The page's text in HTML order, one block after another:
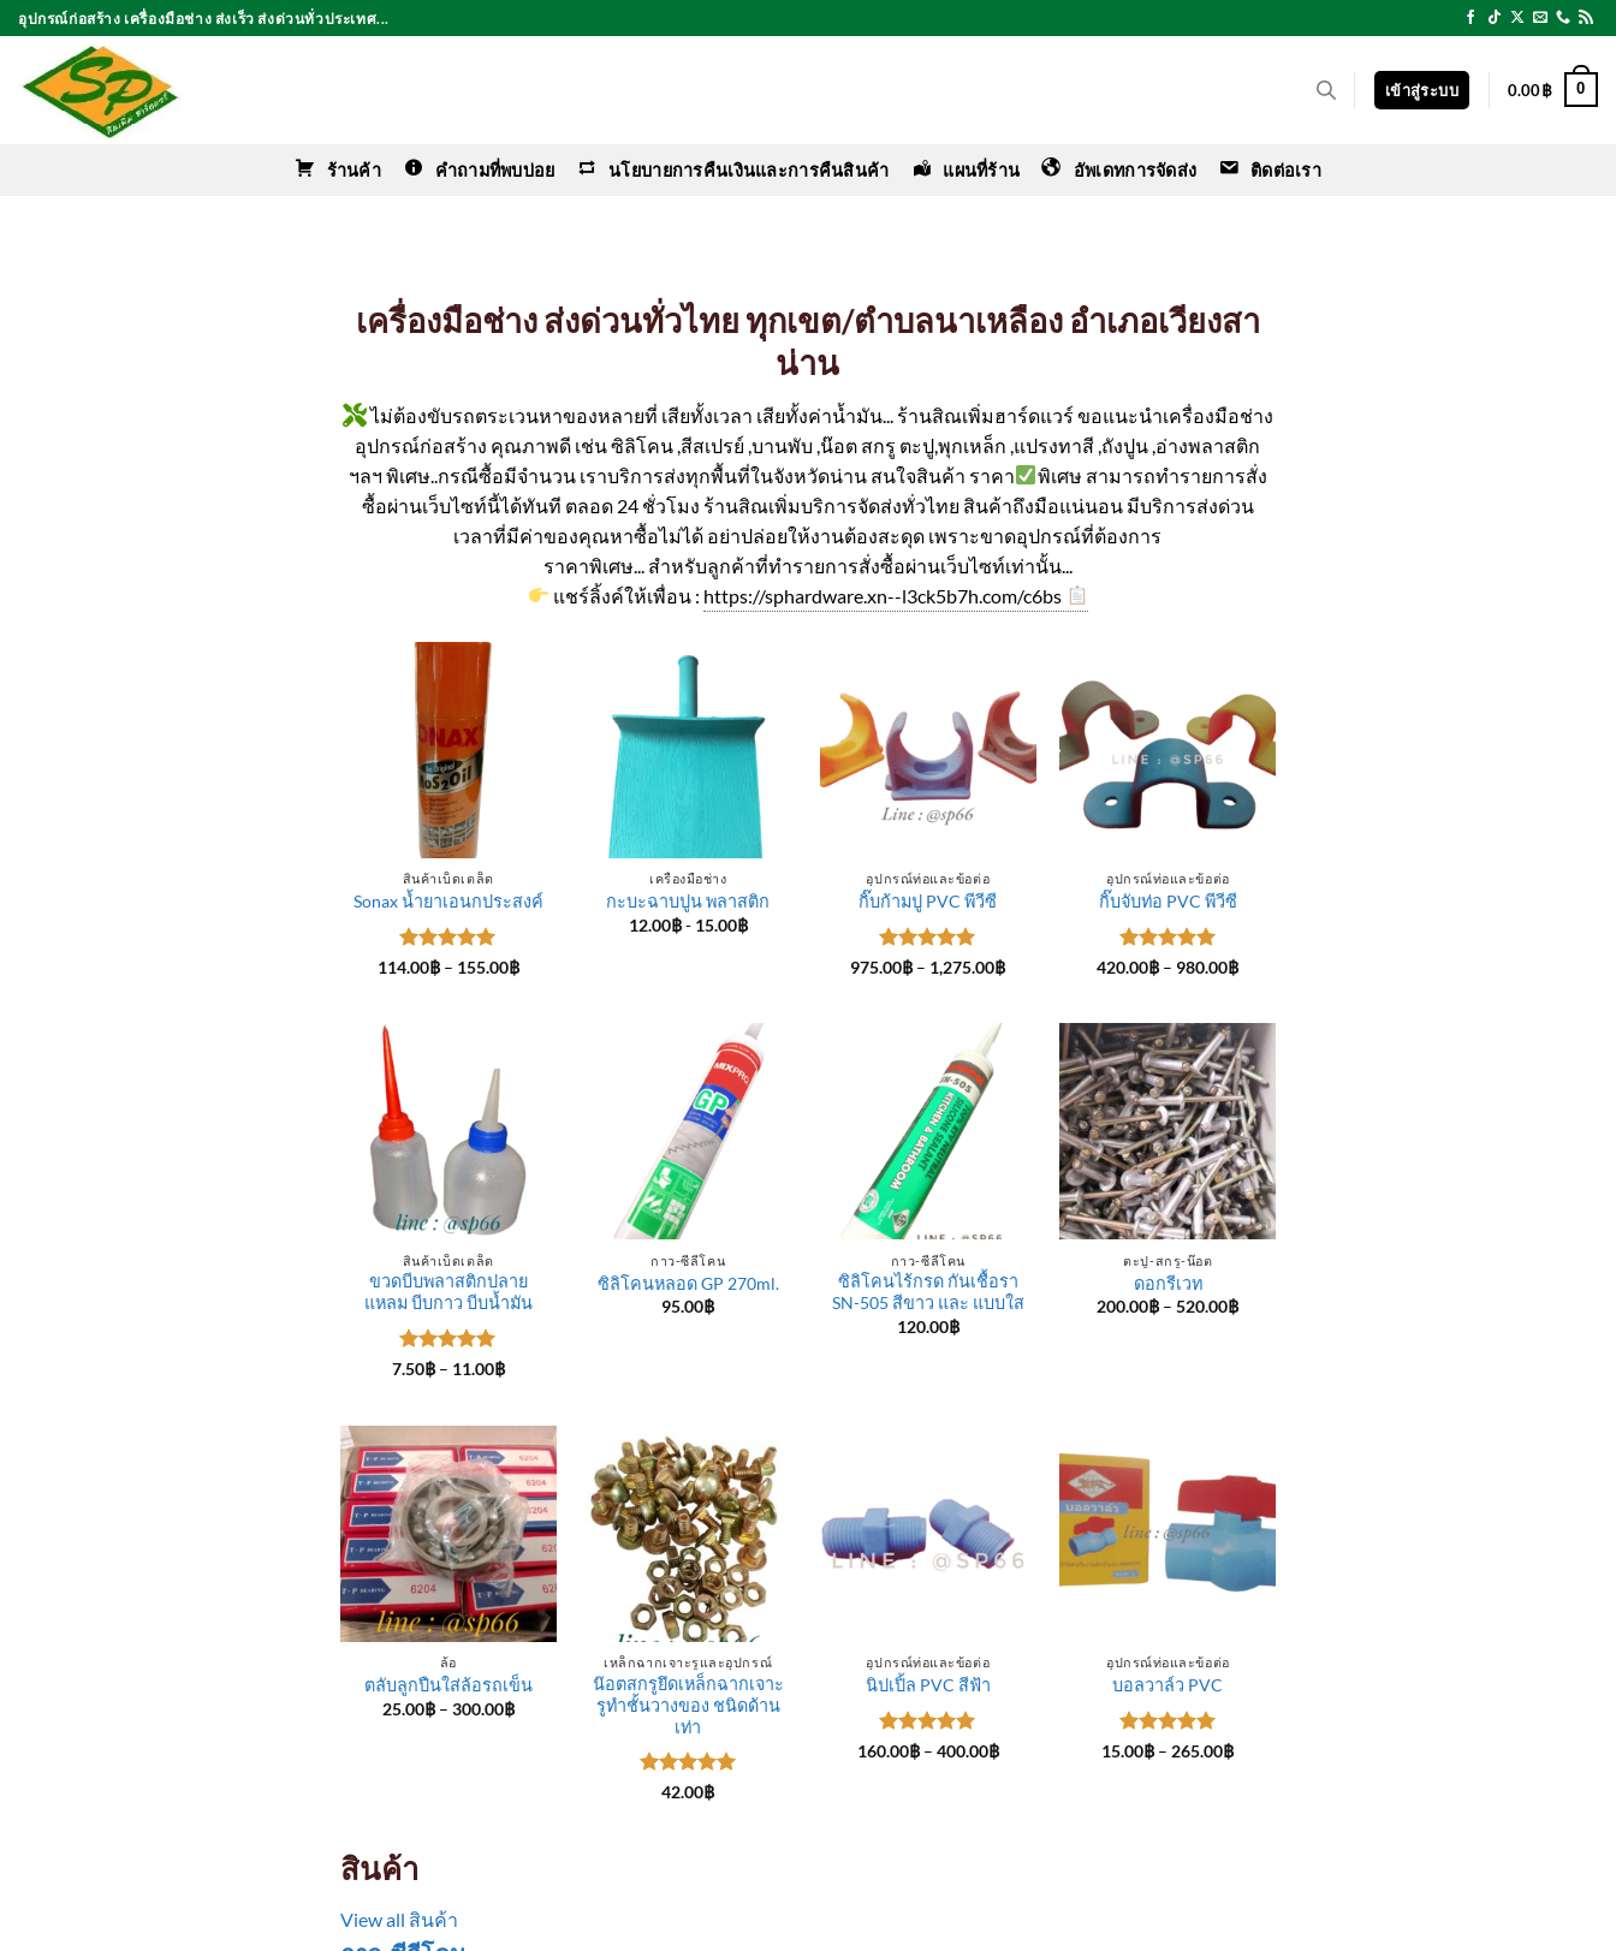
ข้าม
ไป
เนื้อหา
อุปกรณ์ก่อสร้าง เครื่องมือช่าง ส่งเร็ว ส่งด่วนทั่วประเทศ...
เข้าสู่ระบบ 0.00฿ 0
ร้านค้า คำถามที่พบบ่อย นโยบายการคืนเงินและการคืนสินค้า แผนที่ร้าน อัพเดทการจัดส่ง ติดต่อเรา
เครื่องมือช่าง ส่งด่วนทั่วไทย ทุกเขต/ตำบลนาเหลือง อำเภอเวียงสา
น่าน
ไม่ต้องขับรถตระเวนหาของหลายที่ เสียทั้งเวลา เสียทั้งค่าน้ำมัน... ร้านสิณเพิ่มฮาร์ดแวร์ ขอแนะนำเครื่องมือช่าง
อุปกรณ์ก่อสร้าง คุณภาพดี เช่น ซิลิโคน ,สีสเปรย์ ,บานพับ ,น๊อต สกรู ตะปู,พุกเหล็ก ,แปรงทาสี ,ถังปูน ,อ่างพลาสติก
ฯลฯ พิเศษ..กรณีซื้อมีจำนวน เราบริการส่งทุกพื้นที่ในจังหวัดน่าน สนใจสินค้า ราคา
พิเศษ สามารถทำรายการสั่ง
ซื้อผ่านเว็บไซท์นี้ได้ทันที ตลอด 24 ชั่วโมง ร้านสิณเพิ่มบริการจัดส่งทั่วไทย สินค้าถึงมือแน่นอน มีบริการส่งด่วน
เวลาที่มีค่าของคุณหาซื้อไม่ได้ อย่าปล่อยให้งานต้องสะดุด เพราะขาดอุปกรณ์ที่ต้องการ
ราคาพิเศษ... สำหรับลูกค้าที่ทำรายการสั่งซื้อผ่านเว็บไซท์เท่านั้น...
แชร์ลิ้งค์ให้เพื่อน : https://sphardware.xn--l3ck5b7h.com/c6bs
สินค้าเบ็ดเตล็ด
Sonax น้ำยาเอนกประสงค์
ให้คะแนน
114.00฿ – 155.00฿Price
เครื่องมือช่าง
กะบะฉาบปูน พลาสติก
12.00฿- 15.00฿
อุปกรณ์ท่อและข้อต่อ
กิ๊บก้ามปู PVC พีวีซี
ให้คะแนน
975.00฿ – 1,275.00฿Price
1,275.00฿
อุปกรณ์ท่อและข้อต่อ
กิ๊บจับท่อ PVC พีวีซี
ให้คะแนน
420.00฿ – 980.00฿Price
980.00฿
สินค้าเบ็ดเตล็ด
ขวดบีบพลาสติกปลาย
แหลม บีบกาว บีบน้ำมัน
ให้คะแนน
7.50฿ – 11.00฿Price
11.00฿
กาว-ซีลีโคน
ซิลิโคนหลอด GP 270ml.
95.00฿
กาว-ซีลีโคน
ซิลิโคนไร้กรด กันเชื้อรา
SN-505 สีขาว และ แบบใส
120.00฿
ตะปู-สกรู-น๊อต
ดอกรีเวท
200.00฿ – 520.00฿Price
ล้อ
ตลับลูกปืนใส่ล้อรถเข็น
25.00฿ – 300.00฿Price
เหล็กฉากเจาะรูและอุปกรณ์
น๊อตสกรูยึดเหล็กฉากเจาะ
รูทำชั้นวางของ ชนิดด้าน
เท่า
ให้คะแนน
42.00฿
อุปกรณ์ท่อและข้อต่อ
นิปเปิ้ล PVC สีฟ้า
ให้คะแนน
160.00฿ – 400.00฿Price
อุปกรณ์ท่อและข้อต่อ
บอลวาล์ว PVC
ให้คะแนน
15.00฿ – 265.00฿Price
สินค้า
View all สินค้า